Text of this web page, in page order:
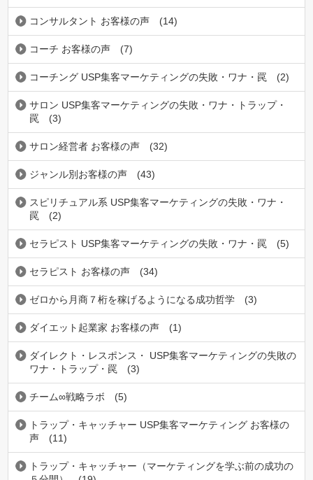
コンサルタント お客様の声 (14)
コーチ お客様の声 (7)
コーチング USP集客マーケティングの失敗・ワナ・罠 (2)
サロン USP集客マーケティングの失敗・ワナ・トラップ・
罠
(3)
サロン経営者 お客様の声 (32)
ジャンル別お客様の声 (43)
スピリチュアル系 USP集客マーケティングの失敗・ワナ・
罠
(2)
セラピスト USP集客マーケティングの失敗・ワナ・罠 (5)
セラピスト お客様の声 (34)
ゼロから月商７桁を稼げるようになる成功哲学 (3)
ダイエット起業家 お客様の声 (1)
ダイレクト・レスポンス・ USP集客マーケティングの失敗の
ワナ・トラップ・罠
(3)
チーム∞戦略ラボ (5)
トラップ・キャッチャー USP集客マーケティング お客様の
声
(11)
トラップ・キャッチャー（マーケティングを学ぶ前の成功の